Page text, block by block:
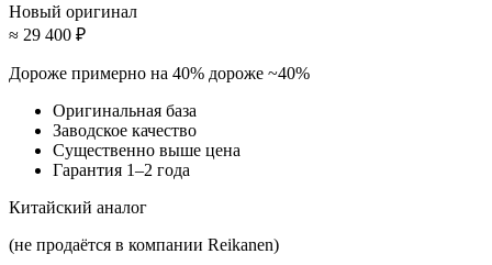
Новый оригинал
≈ 29 400 ₽
Дороже примерно на 40% дороже ~40%
Оригинальная база
Заводское качество
Существенно выше цена
Гарантия 1–2 года
Китайский аналог
(не продаётся в компании Reikanen)